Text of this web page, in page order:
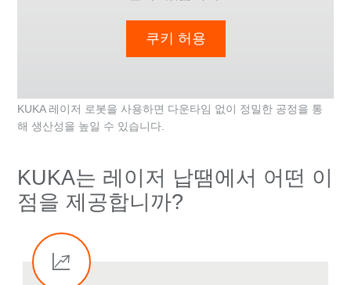
쿠키 허용
KUKA 레이저 로봇을 사용하면 다운타임 없이 정밀한 공정을 통
해 생산성을 높일 수 있습니다.
KUKA는 레이저 납땜에서 어떤 이
점을 제공합니까?